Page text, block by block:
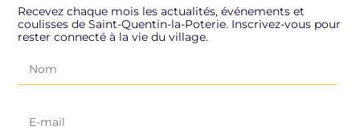
Recevez chaque mois les actualités, événements et
coulisses de Saint-Quentin-la-Poterie. Inscrivez-vous pour
rester connecté à la vie du village.